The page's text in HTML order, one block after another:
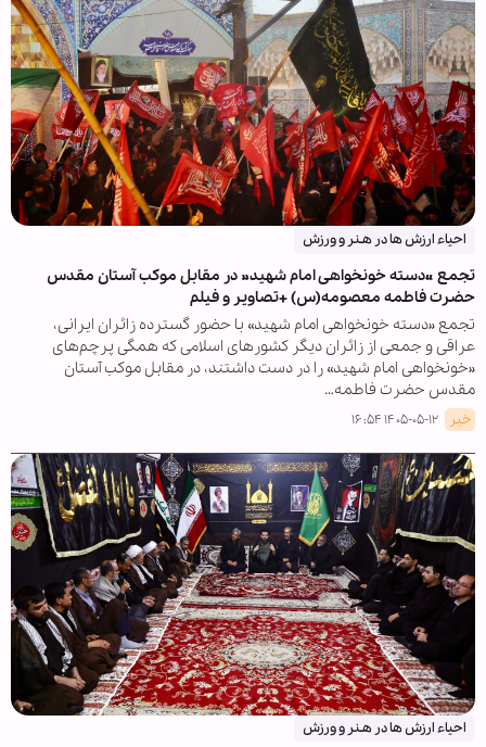
احیاء ارزش ها در هـنر و ورزش
تجمع «دسته خونخواهی امام شهید» در مقابل موکب آستان مقدس
حضرت فاطمه معصومه(س) +تصاویر و فیلم
تجمع «دسته خونخواهی امام شهید» با حضور گسترده زائران ایرانی،
عراقی و جمعی از زائران دیگر کشورهای اسلامی که همگی پرچم‌های
«خونخواهی امام شهید» را در دست داشتند، در مقابل موکب آستان
مقدس حضرت فاطمه…
خبر ۱۴۰۵-۰۵-۱۲ ۱۶:۵۴
احیاء ارزش ها در هـنر و ورزش